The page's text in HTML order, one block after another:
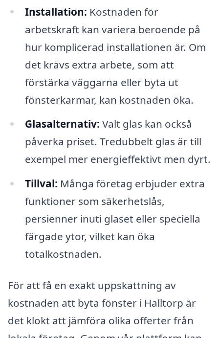
Installation: Kostnaden för
arbetskraft kan variera beroende på
hur komplicerad installationen är. Om
det krävs extra arbete, som att
förstärka väggarna eller byta ut
fönsterkarmar, kan kostnaden öka.
Glasalternativ: Valt glas kan också
påverka priset. Tredubbelt glas är till
exempel mer energieffektivt men dyrt.
Tillval: Många företag erbjuder extra
funktioner som säkerhetslås,
persienner inuti glaset eller speciella
färgade ytor, vilket kan öka
totalkostnaden.
För att få en exakt uppskattning av
kostnaden att byta fönster i Halltorp är
det klokt att jämföra olika offerter från